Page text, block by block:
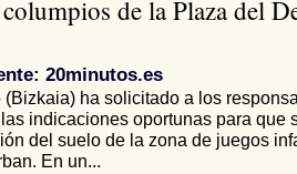
de la Plaza del
20minutos.es
ha solicitado a los
indicaciones oportunas para que
del suelo de la zona de juegos
En un...